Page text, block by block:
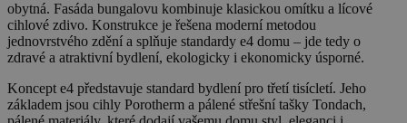
obytná. Fasáda bungalovu kombinuje klasickou omítku a lícové
cihlové zdivo. Konstrukce je řešena moderní metodou
jednovrstvého zdění a splňuje standardy e4 domu – jde tedy o
zdravé a atraktivní bydlení, ekologicky i ekonomicky úsporné.
Koncept e4 představuje standard bydlení pro třetí tisícletí. Jeho
základem jsou cihly Porotherm a pálené střešní tašky Tondach,